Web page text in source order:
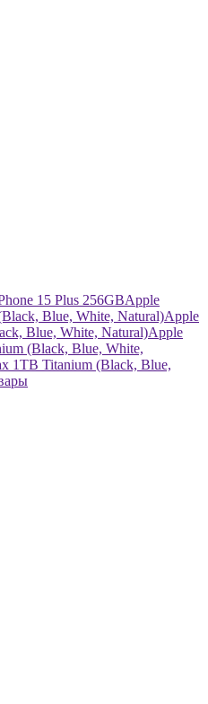
15 Plus 256GBApple
Blue, White, Natural)Apple
Blue, White, Natural)Apple
(Black, Blue, White,
1TB Titanium (Black, Blue,